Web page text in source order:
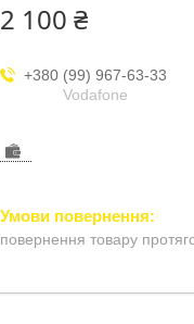
2 100 ₴
+380 (99) 967-63-33
Vodafone
повернення товару